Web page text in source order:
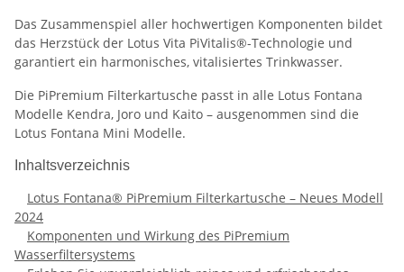
Das Zusammenspiel aller hochwertigen Komponenten bildet
das Herzstück der Lotus Vita PiVitalis®-Technologie und
garantiert ein harmonisches, vitalisiertes Trinkwasser.
Die PiPremium Filterkartusche passt in alle Lotus Fontana
Modelle Kendra, Joro und Kaito – ausgenommen sind die
Lotus Fontana Mini Modelle.
Inhaltsverzeichnis
Lotus Fontana® PiPremium Filterkartusche – Neues Modell
2024
Komponenten und Wirkung des PiPremium
Wasserfiltersystems